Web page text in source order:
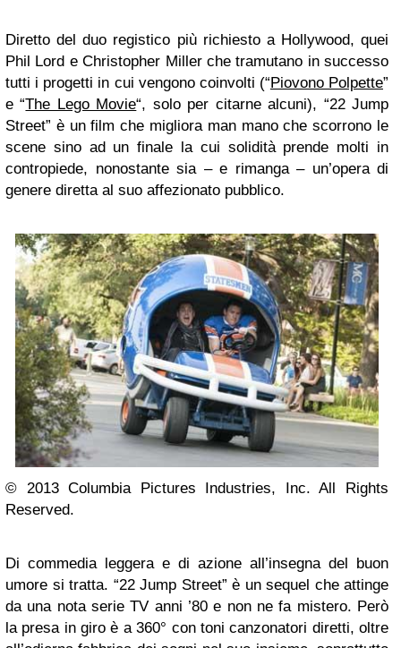
Diretto del duo registico più richiesto a Hollywood, quei
Phil Lord e Christopher Miller che tramutano in successo
tutti i progetti in cui vengono coinvolti (“Piovono Polpette”
e “The Lego Movie“, solo per citarne alcuni), “22 Jump
Street” è un film che migliora man mano che scorrono le
scene sino ad un finale la cui solidità prende molti in
contropiede, nonostante sia – e rimanga – un’opera di
genere diretta al suo affezionato pubblico.
© 2013 Columbia Pictures Industries, Inc. All Rights
Reserved.
Di commedia leggera e di azione all’insegna del buon
umore si tratta. “22 Jump Street” è un sequel che attinge
da una nota serie TV anni ’80 e non ne fa mistero. Però
la presa in giro è a 360° con toni canzonatori diretti, oltre